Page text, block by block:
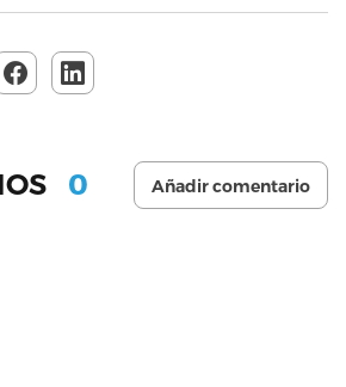
0 Añadir comentario